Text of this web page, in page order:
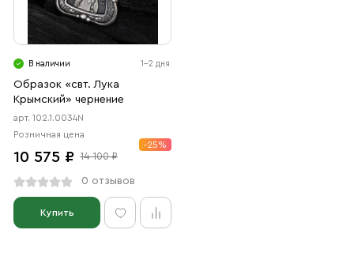
В наличии 1-2 дня
Образок «свт. Лука
Крымский» чернение
арт. 102.1.0034N
Розничная цена
10 575 ₽ 14 100 ₽
-25%
0 отзывов
Купить